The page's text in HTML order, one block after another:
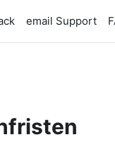
email Support